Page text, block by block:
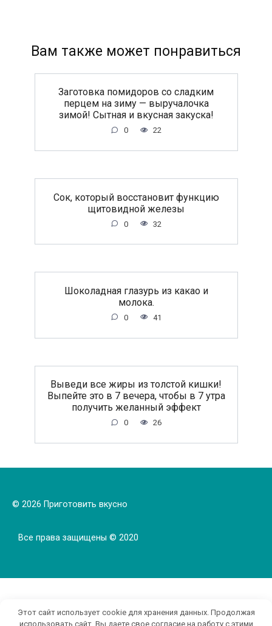
Вам также может понравиться
Заготовка помидоров со сладким
перцем на зиму — выручалочка
зимой! Сытная и вкусная закуска!
0 22
Сок, который восстановит функцию
щитовидной железы
0 32
Шоколадная глазурь из какао и
молока.
0 41
Выведи все жиры из толстой кишки!
Выпейте это в 7 вечера, чтобы в 7 утра
получить желанный эффект
0 26
© 2026 Приготовить вкусно
Все права защищены © 2020
Этот сайт использует cookie для хранения данных. Продолжая
использовать сайт, Вы даете свое согласие на работу с этими